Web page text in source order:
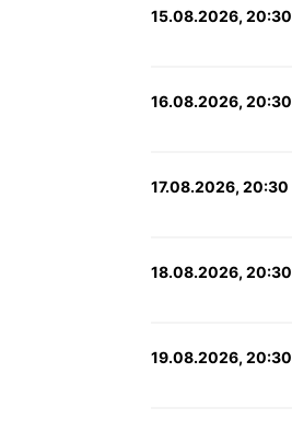
15.08.2026, 20:30
16.08.2026, 20:30
17.08.2026, 20:30
18.08.2026, 20:30
19.08.2026, 20:30